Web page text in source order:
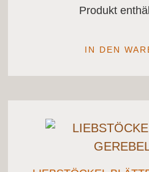
Produkt
IN DEN